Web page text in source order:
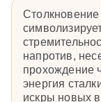
напротив,
прохождение
энергия
искры новых